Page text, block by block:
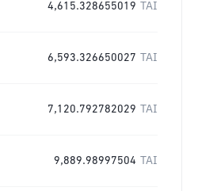
4,615.328655019 TAI
6,593.326650027 TAI
7,120.792782029 TAI
9,889.98997504 TAI